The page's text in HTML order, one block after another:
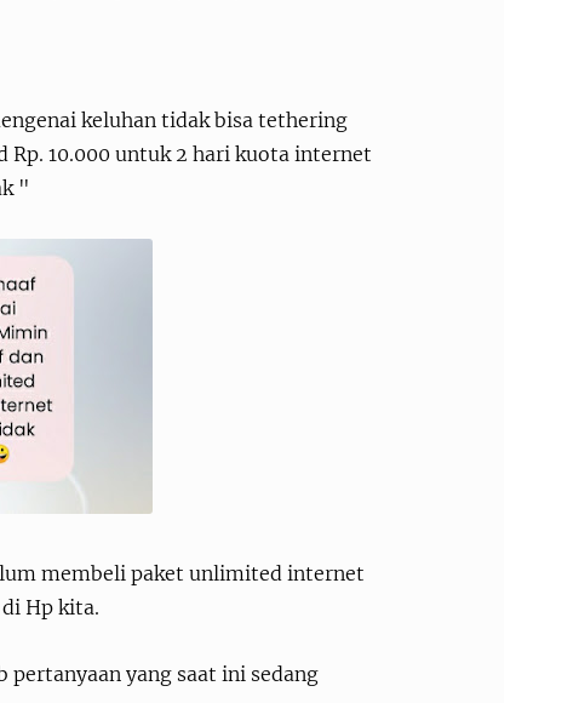
keluhan tidak bisa tethering
10.000 untuk 2 hari kuota internet
"
membeli paket unlimited internet
Hp kita.
pertanyaan yang saat ini sedang